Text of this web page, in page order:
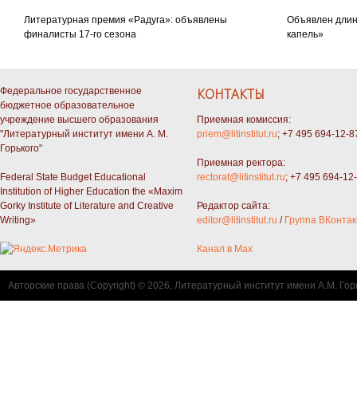
Литературная премия «Радуга»: объявлены
финалисты 17-го сезона
Объявлен
капель»
Федеральное государственное
бюджетное образовательное
учреждение высшего образования
"Литературный институт имени А. М.
Горького"
Federal State Budget Educational
Institution of Higher Education the «Maxim
Gorky Institute of Literature and Creative
Writing»
КОНТАКТЫ
Приемная комиссия:
priem@litinstitut.ru; +7 495 694-12-
Приемная ректора:
rectorat@litinstitut.ru; +7 495 694-
Редактор сайта:
editor@litinstitut.ru / Группа
Канал в Max
Авторские права (Copyright) © 2026, Литературный институт имени А.М.